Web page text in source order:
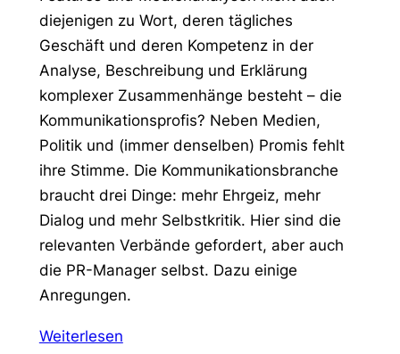
diejenigen zu Wort, deren tägliches
Geschäft und deren Kompetenz in der
Analyse, Beschreibung und Erklärung
komplexer Zusammenhänge besteht – die
Kommunikationsprofis? Neben Medien,
Politik und (immer denselben) Promis fehlt
ihre Stimme. Die Kommunikationsbranche
braucht drei Dinge: mehr Ehrgeiz, mehr
Dialog und mehr Selbstkritik. Hier sind die
relevanten Verbände gefordert, aber auch
die PR-Manager selbst. Dazu einige
Anregungen.
Weiterlesen